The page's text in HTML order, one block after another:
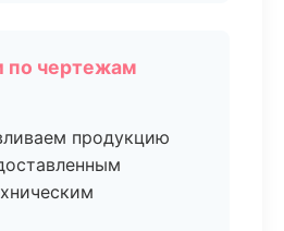
по чертежам
продукцию